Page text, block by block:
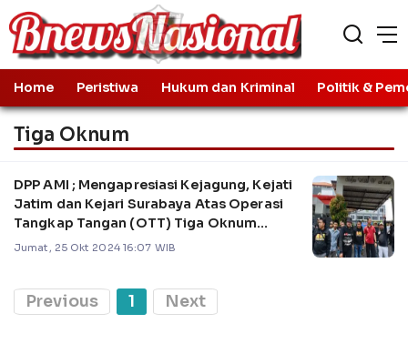
Home Peristiwa Hukum dan Kriminal Politik &
Tiga Oknum
DPP AMI ; Mengapresiasi Kejagung, Kejati
Jatim dan Kejari Surabaya Atas Operasi
Tangkap Tangan (OTT) Tiga Oknum
Hakim Pengadilan Negeri Surabaya
Jumat, 25 Okt 2024 16:07 WIB
Previous 1 Next